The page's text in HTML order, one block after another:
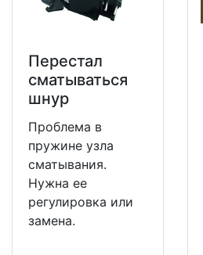
Перестал
сматываться
шнур
Проблема в
пружине узла
сматывания.
Нужна ее
регулировка или
замена.